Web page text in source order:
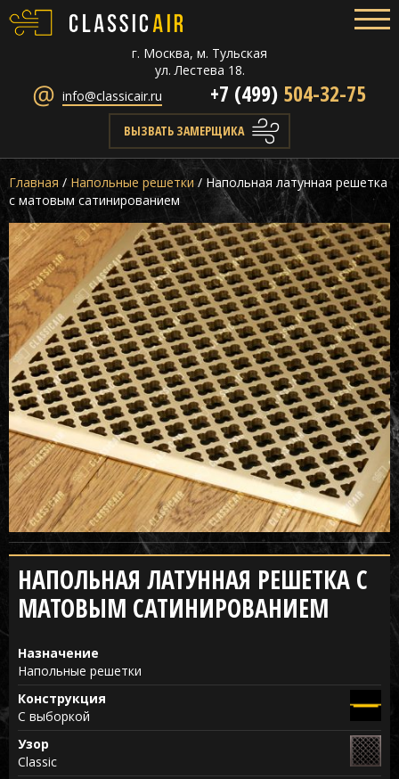
г. Москва, м. Тульская
ул. Лестева 18.
info@classicair.ru
+7 (499) 504-32-75
ВЫЗВАТЬ ЗАМЕРЩИКА
Главная / Напольные решетки / Напольная латунная решетка
с матовым сатинированием
НАПОЛЬНАЯ ЛАТУННАЯ РЕШЕТКА С
МАТОВЫМ САТИНИРОВАНИЕМ
Назначение
Напольные решетки
Конструкция
С выборкой
Узор
Classic